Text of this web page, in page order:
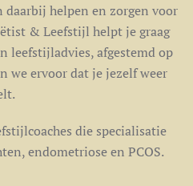
helpen en zorgen voor
& Leefstijl helpt je graag
leefstijladvies, afgestemd op
we ervoor dat je jezelf weer
die specialisatie
endometriose en PCOS.